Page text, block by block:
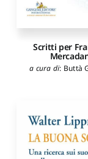
Scritti per
a cura di: Buttà